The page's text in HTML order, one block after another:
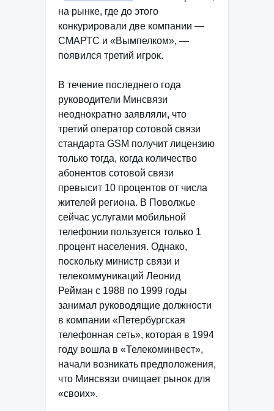
на рынке, где до этого
конкурировали две компании —
СМАРТС и «Вымпелком», —
появился третий игрок.
В течение последнего года
руководители Минсвязи
неоднократно заявляли, что
третий оператор сотовой связи
стандарта GSM получит лицензию
только тогда, когда количество
абонентов сотовой связи
превысит 10 процентов от числа
жителей региона. В Поволжье
сейчас услугами мобильной
телефонии пользуется только 1
процент населения. Однако,
поскольку министр связи и
телекоммуникаций Леонид
Рейман с 1988 по 1999 годы
занимал руководящие должности
в компании «Петербургская
телефонная сеть», которая в 1994
году вошла в «Телекоминвест»,
начали возникать предположения,
что Минсвязи очищает рынок для
«своих».